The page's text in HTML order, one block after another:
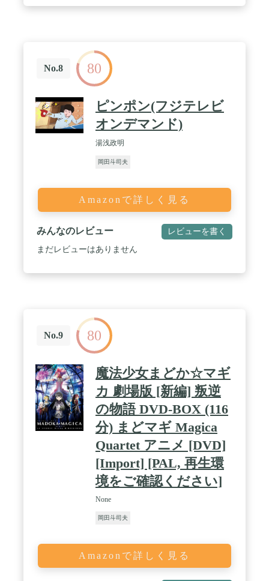
No.8 80
ピンポン(フジテレビ
オンデマンド)
湯浅政明
岡田斗司夫
Amazonで詳しく見る
みんなのレビュー レビューを書く
まだレビューはありません
No.9 80
魔法少女まどか☆マギ
カ 劇場版 [新編] 叛逆
の物語 DVD-BOX (116
分) まどマギ Magica
Quartet アニメ [DVD]
[Import] [PAL, 再生環
境をご確認ください]
None
岡田斗司夫
Amazonで詳しく見る